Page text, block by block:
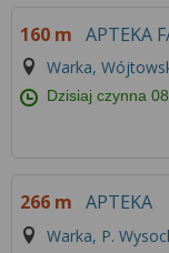
160 m APTEKA
Warka,
Dzisiaj czynna
266 m APTEKA
Warka, P.
narzędzi
znajdziesz w